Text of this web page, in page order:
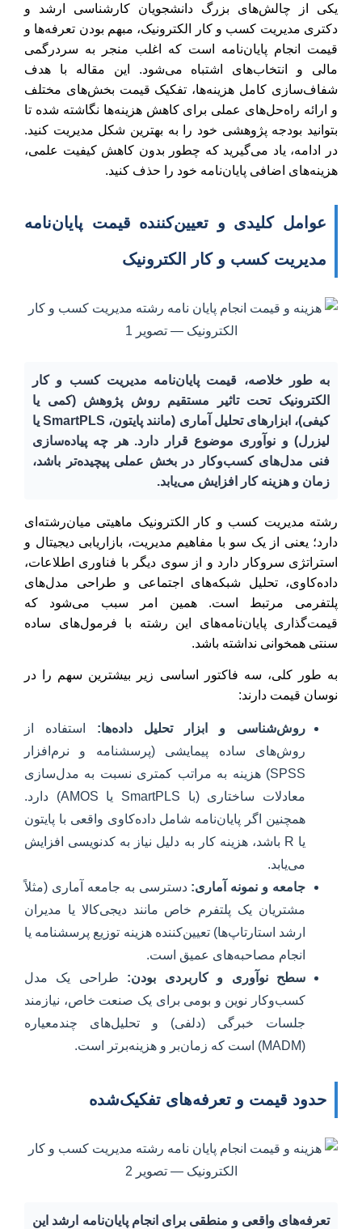
یکی از چالش‌های بزرگ دانشجویان کارشناسی ارشد و
دکتری مدیریت کسب و کار الکترونیک، مبهم بودن تعرفه‌ها و
قیمت انجام پایان‌نامه است که اغلب منجر به سردرگمی
مالی و انتخاب‌های اشتباه می‌شود. این مقاله با هدف
شفاف‌سازی کامل هزینه‌ها، تفکیک قیمت بخش‌های مختلف
و ارائه راه‌حل‌های عملی برای کاهش هزینه‌ها نگاشته شده تا
بتوانید بودجه پژوهشی خود را به بهترین شکل مدیریت کنید.
در ادامه، یاد می‌گیرید که چطور بدون کاهش کیفیت علمی،
هزینه‌های اضافی پایان‌نامه خود را حذف کنید.
عوامل کلیدی و تعیین‌کننده قیمت پایان‌نامه
مدیریت کسب و کار الکترونیک
به طور خلاصه، قیمت پایان‌نامه مدیریت کسب و کار
الکترونیک تحت تاثیر مستقیم روش پژوهش (کمی یا
کیفی)، ابزارهای تحلیل آماری (مانند پایتون، SmartPLS یا
لیزرل) و نوآوری موضوع قرار دارد. هر چه پیاده‌سازی
فنی مدل‌های کسب‌وکار در بخش عملی پیچیده‌تر باشد،
زمان و هزینه کار افزایش می‌یابد.
رشته مدیریت کسب و کار الکترونیک ماهیتی میان‌رشته‌ای
دارد؛ یعنی از یک سو با مفاهیم مدیریت، بازاریابی دیجیتال و
استراتژی سروکار دارد و از سوی دیگر با فناوری اطلاعات،
داده‌کاوی، تحلیل شبکه‌های اجتماعی و طراحی مدل‌های
پلتفرمی مرتبط است. همین امر سبب می‌شود که
قیمت‌گذاری پایان‌نامه‌های این رشته با فرمول‌های ساده
سنتی همخوانی نداشته باشد.
به طور کلی، سه فاکتور اساسی زیر بیشترین سهم را در
نوسان قیمت دارند:
روش‌شناسی و ابزار تحلیل داده‌ها: استفاده از
روش‌های ساده پیمایشی (پرسشنامه و نرم‌افزار
SPSS) هزینه به مراتب کمتری نسبت به مدل‌سازی
معادلات ساختاری (با SmartPLS یا AMOS) دارد.
همچنین اگر پایان‌نامه شامل داده‌کاوی واقعی با پایتون
یا R باشد، هزینه کار به دلیل نیاز به کدنویسی افزایش
می‌یابد.
جامعه و نمونه آماری: دسترسی به جامعه آماری (مثلاً
مشتریان یک پلتفرم خاص مانند دیجی‌کالا یا مدیران
ارشد استارتاپ‌ها) تعیین‌کننده هزینه توزیع پرسشنامه یا
انجام مصاحبه‌های عمیق است.
سطح نوآوری و کاربردی بودن: طراحی یک مدل
کسب‌وکار نوین و بومی برای یک صنعت خاص، نیازمند
جلسات خبرگی (دلفی) و تحلیل‌های چندمعیاره
(MADM) است که زمان‌بر و هزینه‌برتر است.
حدود قیمت و تعرفه‌های تفکیک‌شده
تعرفه‌های واقعی و منطقی برای انجام پایان‌نامه ارشد این